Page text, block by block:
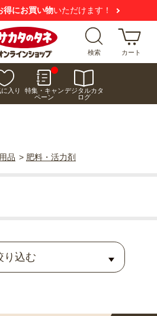
な偽サイトにご注意ください
検索 カート
入り
特集・キャン
ペーン
デジタルカタ
ログ
品 > 肥料・活力剤
り込む